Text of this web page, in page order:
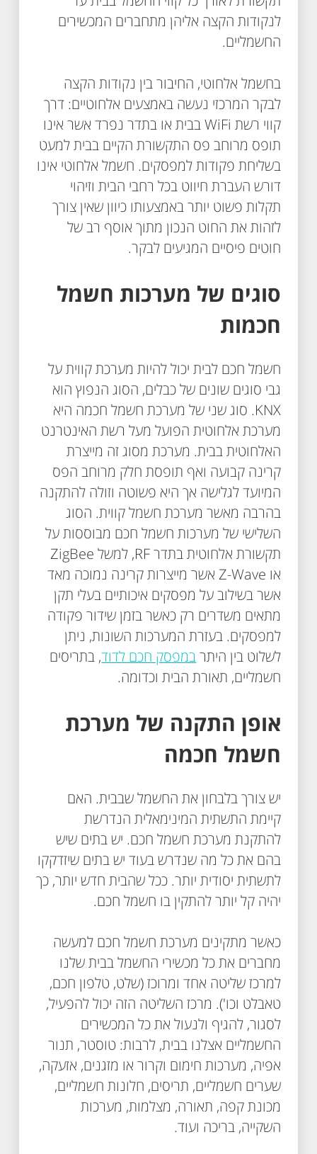
לנקודות הקצה אליהן מתחברים המכשירים
החשמליים.
בחשמל אלחוטי, החיבור בין נקודות הקצה
לבקר המרכזי נעשה באמצעים אלחוטיים: דרך
קווי רשת WiFi בבית או בתדר נפרד אשר אינו
תופס מרוחב פס התקשורת הקיים בבית למעט
בשליחת פקודות למפסקים. חשמל אלחוטי אינו
דורש העברת חיווט בכל רחבי הבית וזיהוי
תקלות פשוט יותר באמצעותו כיוון שאין צורך
לזהות את החוט הנכון מתוך אוסף רב של
חוטים פיסיים המגיעים לבקר.
סוגים של מערכות חשמל
חכמות
חשמל חכם לבית יכול להיות מערכת קווית על
גבי סוגים שונים של כבלים, הסוג הנפוץ הוא
KNX. סוג שני של מערכת חשמל חכמה היא
מערכת אלחוטית הפועל מעל רשת האינטרנט
האלחוטית בבית. מערכת מסוג זה מייצרת
קרינה קבועה ואף תופסת חלק מרוחב הפס
המיועד לגלישה אך היא פשוטה וזולה להתקנה
בהרבה מאשר מערכת חשמל קווית. הסוג
השלישי של מערכות חשמל חכם מבוססות על
תקשורת אלחוטית בתדר RF, למשל ZigBee
או Z-Wave אשר מייצרות קרינה נמוכה מאד
אשר בשילוב על מפסקים איכותיים בעלי תקן
מתאים משדרים רק כאשר בזמן שידור פקודה
למפסקים. בעזרת המערכות השונות, ניתן
לשלוט בין היתרבמפסק חכם לדוד, בתריסים
חשמליים, תאורת הבית וכדומה.
אופן התקנה של מערכת
חשמל חכמה
יש צורך בלבחון את החשמל שבבית. האם
קיימת התשתית המינימאלית הנדרשת
להתקנת מערכת חשמל חכם. יש בתים שיש
בהם את כל מה שנדרש בעוד יש בתים שיזדקקו
לתשתית יסודית יותר. ככל שהבית חדש יותר, כך
יהיה קל יותר להתקין בו חשמל חכם.
כאשר מתקינים מערכת חשמל חכם למעשה
מחברים את כל מכשירי החשמל בבית שלנו
למרכז שליטה אחד ומרוכז (שלט, טלפון חכם,
טאבלט וכו'). מרכז השליטה הזה יכול להפעיל,
לסגור, להגיף ולנעול את כל המכשירים
החשמליים אצלנו בבית, לרבות: טוסטר, תנור
אפיה, מערכות חימום וקרור או מזגנים, אזעקה,
שערים חשמליים, תריסים, חלונות חשמליים,
מכונת קפה, תאורה, מצלמות, מערכות
השקייה, בריכה ועוד.